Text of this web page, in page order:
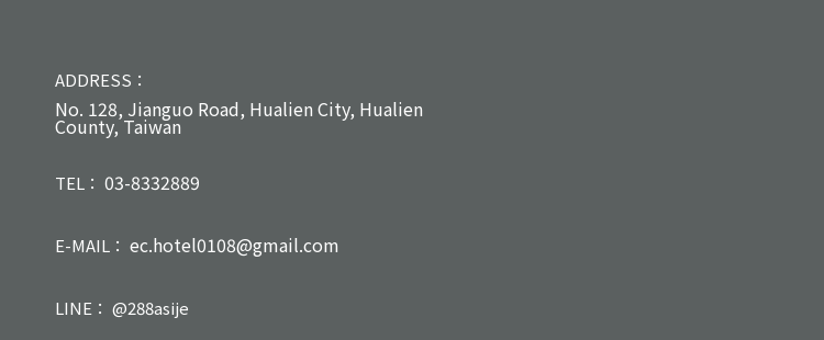
ADDRESS：
No. 128, Jianguo Road, Hualien City, Hualien
County, Taiwan
TEL： 03-8332889
E-MAIL： ec.hotel0108@gmail.com
LINE： @288asije